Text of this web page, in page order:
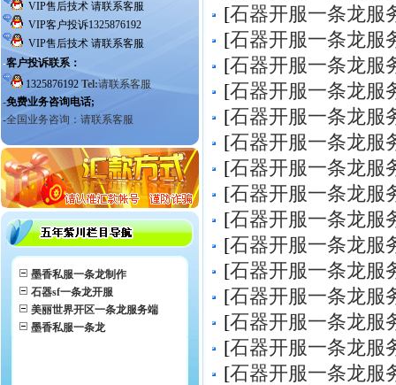
墨香私服一条龙制作
石器sf一条龙开服
美丽世界开区一条龙服务端
墨香私服一条龙
[石器开服一条龙服
[石器开服一条龙服
[石器开服一条龙服
[石器开服一条龙服
[石器开服一条龙服
[石器开服一条龙服
[石器开服一条龙服
[石器开服一条龙服
[石器开服一条龙服
[石器开服一条龙服
[石器开服一条龙服
[石器开服一条龙服
[石器开服一条龙服
[石器开服一条龙服
[石器开服一条龙服